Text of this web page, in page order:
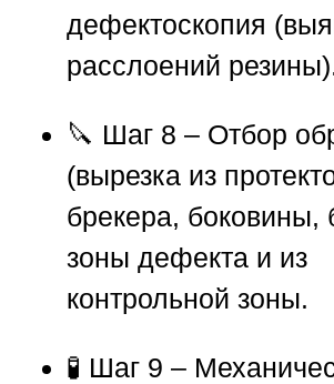
дефектоскопия
расслоений
🔪 Шаг 8 – Отбор
(вырезка из
брекера, боковины,
зоны дефекта и из
контрольной зоны.
🧪 Шаг 9 –